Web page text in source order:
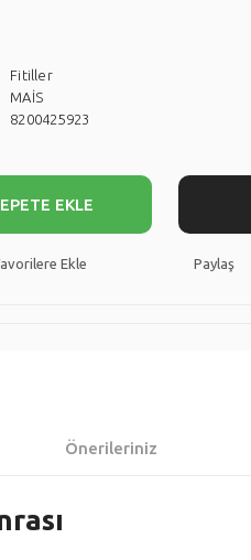
Fitiller
MAİS
8200425923
EKLE
Paylaş
Önerileriniz